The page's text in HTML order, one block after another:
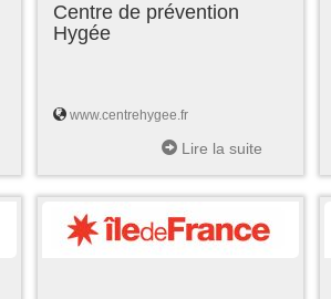
Centre de prévention
Hygée
www.centrehygee.fr
Lire la suite